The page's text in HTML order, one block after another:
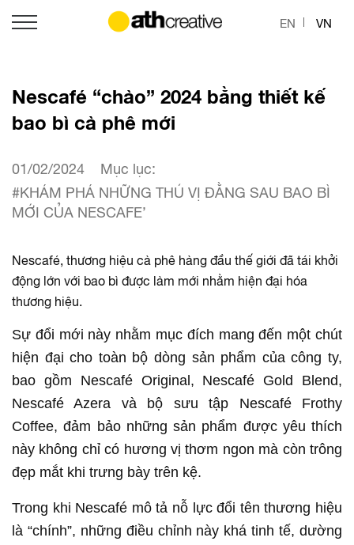
EN VN
Nescafé “chào” 2024 bằng thiết kế
bao bì cà phê mới
01/02/2024
Mục lục:
#KHÁM PHÁ NHỮNG THÚ VỊ ĐẰNG SAU BAO BÌ
MỚI CỦA NESCAFE’
Nescafé, thương hiệu cà phê hàng đầu thế giới đã tái khởi
động lớn với bao bì được làm mới nhằm hiện đại hóa
thương hiệu.
Sự đổi mới này nhằm mục đích mang đến một chút
hiện đại cho toàn bộ dòng sản phẩm của công ty,
bao gồm Nescafé Original, Nescafé Gold Blend,
Nescafé Azera và bộ sưu tập Nescafé Frothy
Coffee, đảm bảo những sản phẩm được yêu thích
này không chỉ có hương vị thơm ngon mà còn trông
đẹp mắt khi trưng bày trên kệ.
Trong khi Nescafé mô tả nỗ lực đổi tên thương hiệu
là “chính”, những điều chỉnh này khá tinh tế, dường